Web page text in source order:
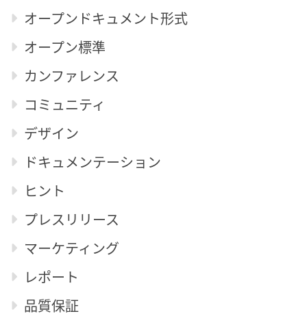
オープンドキュメント形式
オープン標準
カンファレンス
コミュニティ
デザイン
ドキュメンテーション
ヒント
プレスリリース
マーケティング
レポート
品質保証